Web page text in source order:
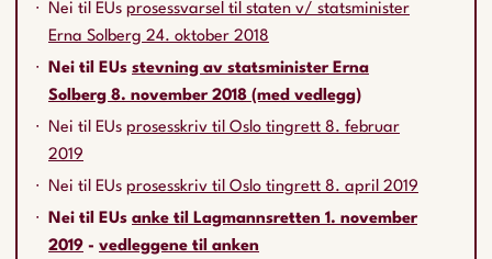
Nei til EUs prosessvarsel til staten v/ statsminister
Erna Solberg 24. oktober 2018
Nei til EUs stevning av statsminister Erna
Solberg 8. november 2018 (med vedlegg)
Nei til EUs prosesskriv til Oslo tingrett 8. februar
2019
Nei til EUs prosesskriv til Oslo tingrett 8. april 2019
Nei til EUs anke til Lagmannsretten 1. november
2019 - vedleggene til anken